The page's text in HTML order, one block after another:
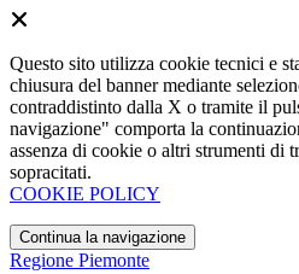
Questo sito utilizza cookie tecnici e
chiusura del banner mediante
contraddistinto dalla X o tramite il
navigazione" comporta la
assenza di cookie o altri strumenti di
sopracitati.
COOKIE POLICY
Continua la navigazione
Regione Piemonte